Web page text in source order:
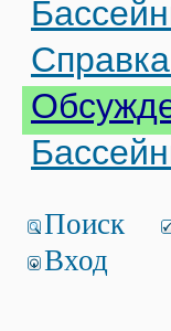
Поиск
Вход